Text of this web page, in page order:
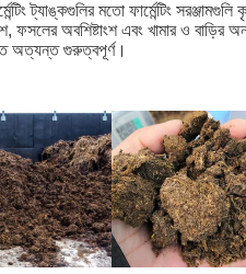
ট্যাঙ্কগুলির মতো ফার্মেন্টিং
ফসলের অবশিষ্টাংশ এবং খামার ও
অত্যন্ত গুরুত্বপূর্ণ।